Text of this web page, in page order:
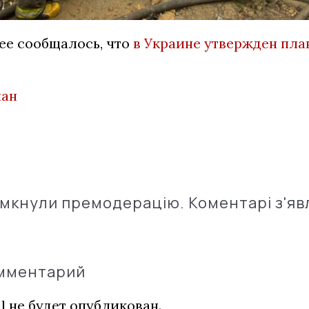
сообщалось, что в Украине утвержден
премодерацію. Коментарі
не будет опубликован.